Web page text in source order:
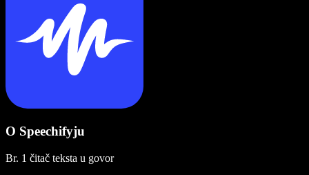
O Speechifyju
Br. 1 čitač teksta u govor